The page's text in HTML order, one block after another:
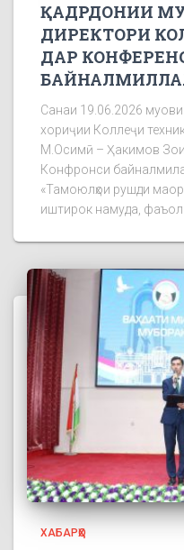
ҚАДРДОНИИ
ДИРЕКТОРИ
ДАР
Санаи 19.06.2026
хориҷии Коллеҷи
М.Осимӣ – Ҳакимов
Конфронси
«Тамоюлҳои рушди
иштирок намуда,
ХАБАРҲО